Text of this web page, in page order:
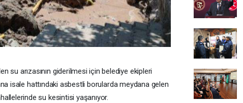
su arızasının giderilmesi için belediye ekipleri
isale hattındaki asbestli borularda meydana gelen
su kesintisi yaşanıyor.